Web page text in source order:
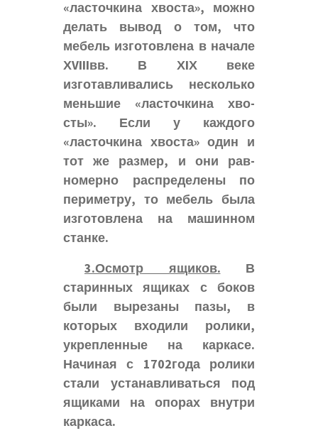
«ласточкина хвоста», можно
делать вывод о том, что
мебель изготовлена в начале
ХVIIIвв. В ХIХ веке
изготавливались несколько
меньшие «ласточкина хво-
сты». Если у каждого
«ласточкина хвоста» один и
тот же размер, и они рав-
номерно распределены по
периметру, то мебель была
изготовлена на машинном
станке.
3.Осмотр ящиков. В
старинных ящиках с боков
были вырезаны пазы, в
которых входили ролики,
укрепленные на каркасе.
Начиная с 1702года ролики
стали устанавливаться под
ящиками на опорах внутри
каркаса.